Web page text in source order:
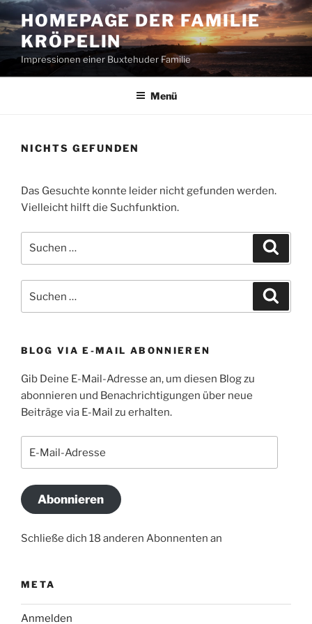
Zum
Inhalt
springen
HOMEPAGE DER FAMILIE
KRÖPELIN
Impressionen einer Buxtehuder Familie
Menü
NICHTS GEFUNDEN
Das Gesuchte konnte leider nicht gefunden werden.
Vielleicht hilft die Suchfunktion.
nach:
nach:
BLOG VIA E-MAIL ABONNIEREN
Gib Deine E-Mail-Adresse an, um diesen Blog zu
abonnieren und Benachrichtigungen über neue
Beiträge via E-Mail zu erhalten.
Mail-
Abonnieren
Schließe dich 18 anderen Abonnenten an
META
Anmelden